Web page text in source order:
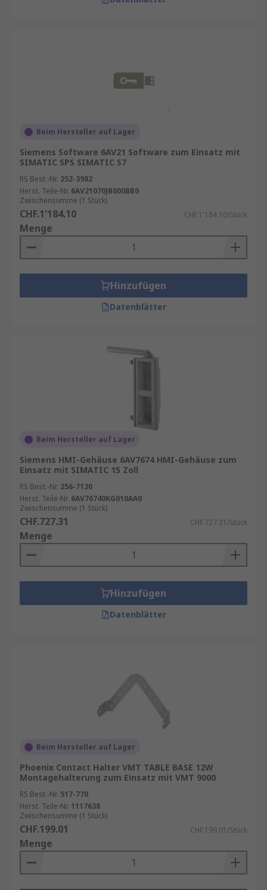
Beim Hersteller auf Lager
Siemens Software 6AV21 Software zum Einsatz mit
SIMATIC SPS SIMATIC S7
RS Best.-Nr. 252-3982
Herst. Teile-Nr. 6AV21070JB000BB0
Zwischensumme (1 Stück)
CHF.1'184.10 CHF.1'184.10/Stück
Menge
Hinzufügen
Datenblätter
Beim Hersteller auf Lager
Siemens HMI-Gehäuse 6AV7674 HMI-Gehäuse zum
Einsatz mit SIMATIC 15 Zoll
RS Best.-Nr. 256-7130
Herst. Teile-Nr. 6AV76740KG010AA0
Zwischensumme (1 Stück)
CHF.727.31 CHF.727.31/Stück
Menge
Hinzufügen
Datenblätter
Beim Hersteller auf Lager
Phoenix Contact Halter VMT TABLE BASE 12W
Montagehalterung zum Einsatz mit VMT 9000
RS Best.-Nr. 517-770
Herst. Teile-Nr. 1117638
Zwischensumme (1 Stück)
CHF.199.01 CHF.199.01/Stück
Menge